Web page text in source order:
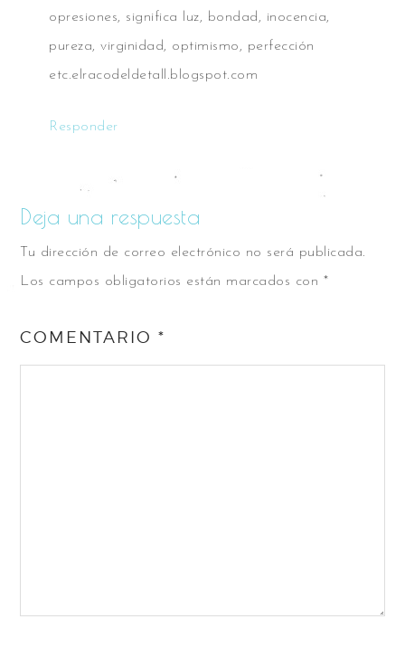
opresiones, significa luz, bondad, inocencia,
pureza, virginidad, optimismo, perfección
etc.elracodeldetall.blogspot.com
Responder
Deja una respuesta
Tu dirección de correo electrónico no será publicada.
Los campos obligatorios están marcados con *
COMENTARIO*